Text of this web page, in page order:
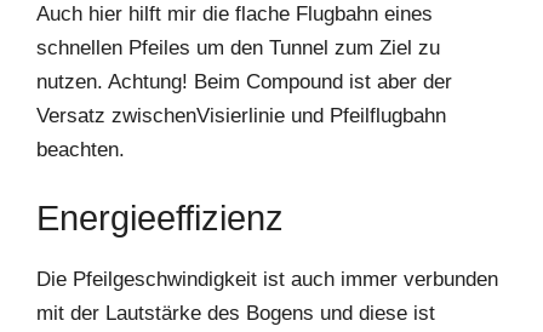
Auch hier hilft mir die flache Flugbahn eines
schnellen Pfeiles um den Tunnel zum Ziel zu
nutzen. Achtung! Beim Compound ist aber der
Versatz zwischenVisierlinie und Pfeilflugbahn
beachten.
Energieeffizienz
Die Pfeilgeschwindigkeit ist auch immer verbunden
mit der Lautstärke des Bogens und diese ist